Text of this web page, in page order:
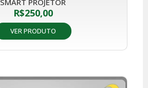
SMART PROJETOR
R$250,00
VER PRODUTO